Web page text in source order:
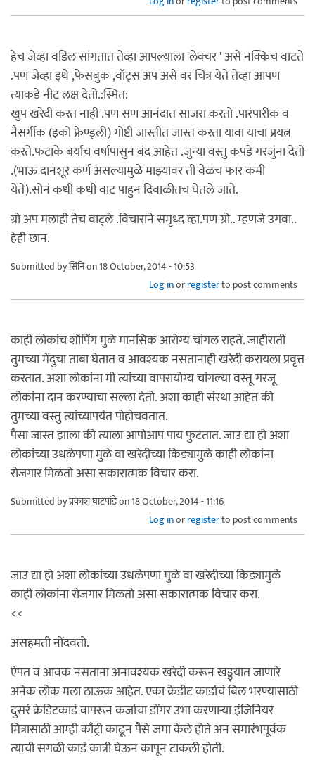
हेच जेव्हा वडिल सांगतात तेव्हा आपल्याला 'लेक्चर ' असे नक्किच वाटते
.पण जेव्हा इथे ,फेसबुक ,वॉट्स अप असे वर चित्र येते तेव्हा आपण
त्याकडे नीट लक्ष देतो.:स्मित:
खुप खरेदी करत नाही .पण सण आनंदात साजरा करतो .पारंपारीक व
नैसर्गीक (इको फ्रेण्ड्ली) गोष्टी जास्तीत जास्त करता यावा याचा प्रयत्न
करते.फटाके बर्याच वर्षापासुन बंद आहेत .जुन्या वस्तु कपडे गरजुंना देतो
.(भाऊ दानशूर कर्ण असल्यामुळे माझ्यावर ती वेळच फार कमी
येते).सोनं कधी कधी वाट पाहुन दिवाळीतच घेतले जाते.
ग्रो अप मलाही तेच वाट्ले .विचाराने समृध्द व्हा.पण ग्रो.. म्हणजे उगवा..
हेही छान.
Submitted byसिनिon 18 October, 2014 - 10:53
Log inorregisterto post comments
काही लोकांच शॉपिंग मुळे मानसिक आरोग्य चांगल राहते. जाहीराती
तुमच्या मेंदुचा ताबा घेतात व आवश्यक नसतानाही खरेदी करायला प्रवृत्त
करतात. अशा लोकांना मी त्यांच्या वापरायोग्य चांगल्या वस्तू गरजू
लोकांना दान करण्याचा सल्ला देतो. अशा काही संस्था आहेत की
तुमच्या वस्तु त्यांच्यापर्यंत पोहोचवतात.
पैसा जास्त झाला की त्याला आपोआप पाय फुटतात. जाउ द्या हो अशा
लोकांच्या उधळेपणा मुळे वा खरेदीच्या किड्यामुळे काही लोकांना
रोजगार मिळतो असा सकारात्मक विचार करा.
Submitted byप्रकाश घाटपांडेon 18 October, 2014 - 11:16
Log inorregisterto post comments
जाउ द्या हो अशा लोकांच्या उधळेपणा मुळे वा खरेदीच्या किड्यामुळे
काही लोकांना रोजगार मिळतो असा सकारात्मक विचार करा.
<<
असहमती नोंदवतो.
ऐपत व आवक नसताना अनावश्यक खरेदी करून खड्ड्यात जाणारे
अनेक लोक मला ठाऊक आहेत. एका क्रेडीट कार्डाचं बिल भरण्यासाठी
दुसरं क्रेडिटकार्ड वापरून कर्जाचा डोंगर उभा करणार्‍या इंजिनियर
मित्रासाठी आम्ही काँट्री काढून पैसे जमा केले होते अन समारंभपूर्वक
त्याची सगळी कार्डं कात्री घेऊन कापून टाकली होती.